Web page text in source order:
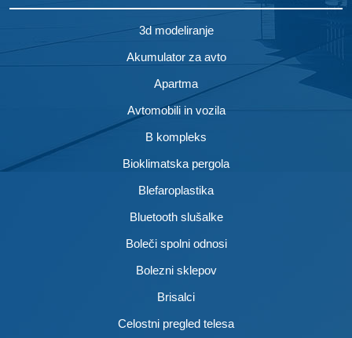
3d modeliranje
Akumulator za avto
Apartma
Avtomobili in vozila
B kompleks
Bioklimatska pergola
Blefaroplastika
Bluetooth slušalke
Boleči spolni odnosi
Bolezni sklepov
Brisalci
Celostni pregled telesa